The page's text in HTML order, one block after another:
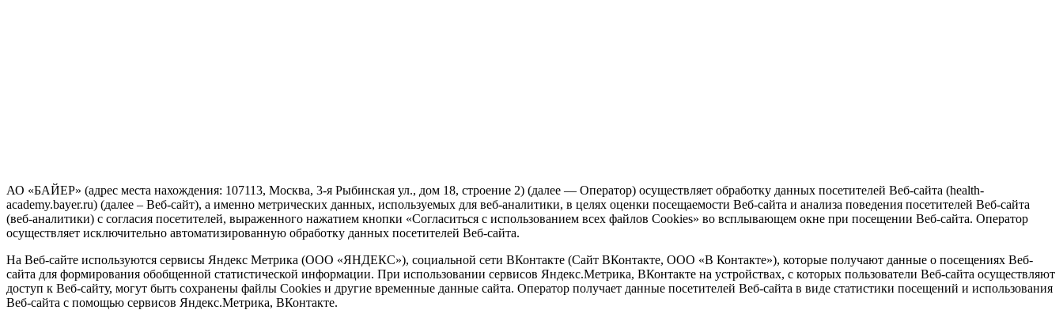
АО «БАЙЕР» (адрес места нахождения: 107113, Москва, 3-я Рыбинская ул., дом 18, строение 2) (далее — Оператор) осуществляет обработку данных посетителей Веб-сайта (health-
academy.bayer.ru) (далее – Веб-сайт), а именно метрических данных, используемых для веб-аналитики, в целях оценки посещаемости Веб-сайта и анализа поведения посетителей Веб-сайта
(веб-аналитики) с согласия посетителей, выраженного нажатием кнопки «Согласиться с использованием всех файлов Cookies» во всплывающем окне при посещении Веб-сайта. Оператор
осуществляет исключительно автоматизированную обработку данных посетителей Веб-сайта.
На Веб-сайте используются сервисы Яндекс Метрика (ООО «ЯНДЕКС»), социальной сети ВКонтакте (Сайт ВКонтакте, ООО «В Контакте»), которые получают данные о посещениях Веб-
сайта для формирования обобщенной статистической информации. При использовании сервисов Яндекс.Метрика, ВКонтакте на устройствах, с которых пользователи Веб-сайта осуществляют
доступ к Веб-сайту, могут быть сохранены файлы Cookies и другие временные данные сайта. Оператор получает данные посетителей Веб-сайта в виде статистики посещений и использования
Веб-сайта с помощью сервисов Яндекс.Метрика, ВКонтакте.